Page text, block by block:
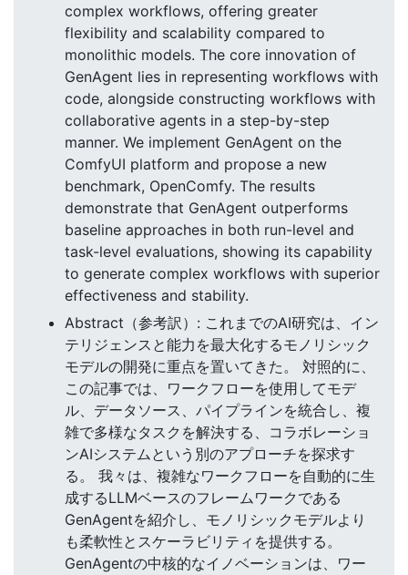
complex workflows, offering greater
flexibility and scalability compared to
monolithic models. The core innovation of
GenAgent lies in representing workflows with
code, alongside constructing workflows with
collaborative agents in a step-by-step
manner. We implement GenAgent on the
ComfyUI platform and propose a new
benchmark, OpenComfy. The results
demonstrate that GenAgent outperforms
baseline approaches in both run-level and
task-level evaluations, showing its capability
to generate complex workflows with superior
effectiveness and stability.
Abstract（参考訳）: これまでのAI研究は、イン
テリジェンスと能力を最大化するモノリシック
モデルの開発に重点を置いてきた。 対照的に、
この記事では、ワークフローを使用してモデ
ル、データソース、パイプラインを統合し、複
雑で多様なタスクを解決する、コラボレーショ
ンAIシステムという別のアプローチを探求す
る。 我々は、複雑なワークフローを自動的に生
成するLLMベースのフレームワークである
GenAgentを紹介し、モノリシックモデルより
も柔軟性とスケーラビリティを提供する。
GenAgentの中核的なイノベーションは、ワー